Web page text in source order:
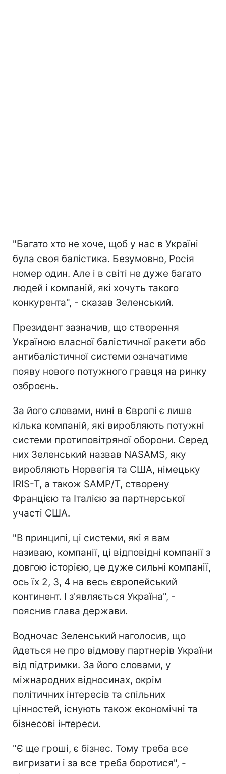
"Багато хто не хоче, щоб у нас в Україні
була своя балістика. Безумовно, Росія
номер один. Але і в світі не дуже багато
людей і компаній, які хочуть такого
конкурента", - сказав Зеленський.
Президент зазначив, що створення
Україною власної балістичної ракети або
антибалістичної системи означатиме
появу нового потужного гравця на ринку
озброєнь.
За його словами, нині в Європі є лише
кілька компаній, які виробляють потужні
системи протиповітряної оборони. Серед
них Зеленський назвав NASAMS, яку
виробляють Норвегія та США, німецьку
IRIS-T, а також SAMP/T, створену
Францією та Італією за партнерської
участі США.
"В принципі, ці системи, які я вам
називаю, компанії, ці відповідні компанії з
довгою історією, це дуже сильні компанії,
ось їх 2, 3, 4 на весь європейський
континент. І з'являється Україна", -
пояснив глава держави.
Водночас Зеленський наголосив, що
йдеться не про відмову партнерів України
від підтримки. За його словами, у
міжнародних відносинах, окрім
політичних інтересів та спільних
цінностей, існують також економічні та
бізнесові інтереси.
"Є ще гроші, є бізнес. Тому треба все
вигризати і за все треба боротися", -